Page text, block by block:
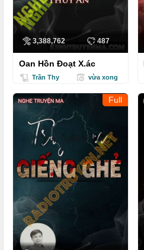
3,388,762 487
Oan Hồn Đoạt X.ác
Trần Thy vừa xong
Full